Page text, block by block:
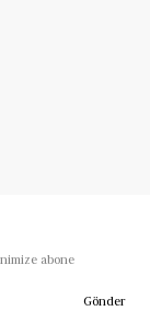
abone
Gönder